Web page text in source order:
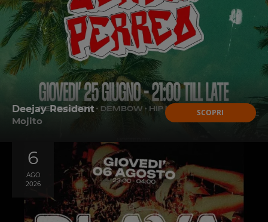
Deejay Resident
Mojito
SCOPRI
6
AGO
2026